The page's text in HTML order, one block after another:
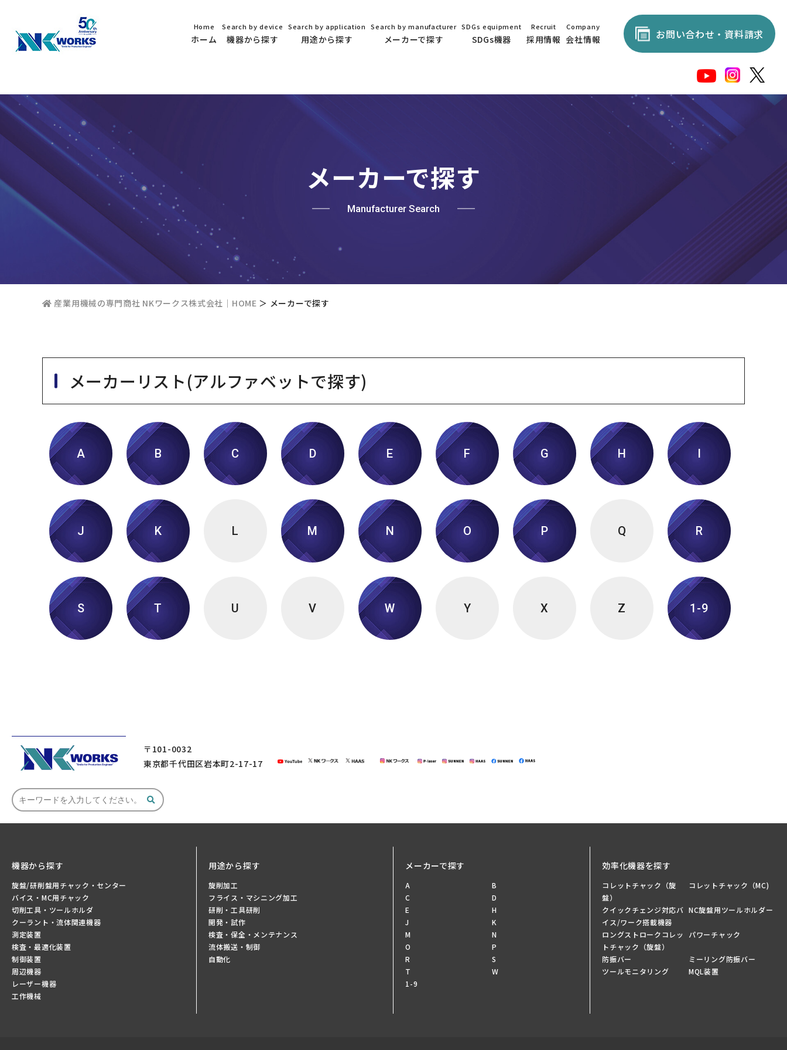
Home
ホーム
Search by device
機器から探す
Search by application
用途から探す
Search by manufacturer
メーカーで探す
SDGs equipment
SDGs機器
Recruit
採用情報
Company
会社情報 お問い合わせ・資料請求
メーカーで探す
Manufacturer Search
産業用機械の専門商社 NKワークス株式会社｜HOME ＞ メーカーで探す
メーカーリスト(アルファベットで探す)
A B C D E F G H I
J K L M N O P Q R
S T U V W Y X Z 1-9
〒101-0032
東京都千代田区岩本町2-17-17
機器から探す
旋盤/研削盤用チャック・センター
バイス・MC用チャック
切削工具・ツールホルダ
クーラント・流体関連機器
測定装置
検査・最適化装置
制御装置
周辺機器
レーザー機器
工作機械
用途から探す
旋削加工
フライス・マシニング加工
研削・工具研削
開発・試作
検査・保全・メンテナンス
流体搬送・制御
自動化
メーカーで探す
A
B
C
D
E
H
J
K
M
N
O
P
R
S
T
W
1-9
効率化機器を探す
コレットチャック（旋
盤）
コレットチャック（MC)
クイックチェンジ対応バ
イス/ワーク搭載機器
NC旋盤用ツールホルダー
ロングストロークコレッ
トチャック（旋盤）
パワーチャック
防振バー
ミーリング防振バー
ツールモニタリング
MQL装置